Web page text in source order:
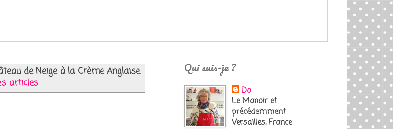
de Neige à la Crème Anglaise.
articles
Qui suis-je ?
Do
Le Manoir et
précédemment
Versailles, France